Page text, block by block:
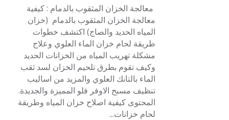
معالجة الخزان المثقوب بالدمام : كيفية
معالجة الخزان المثقوب بالدمام (خزان
المياه الحديد والصاج) اكتشف خطوات
طريقة لحام خزان الماء العلوي وعلاج
مشكلة تهريب المياه من الخزانات الحديد
وكيف تقوم بطرق تلحيم الخزان لسد ثقب
الماء بالتانك العلوي والمزيد من اساليب
تنظيف مسبح الاوفر فلو المميزة والجديدة.
المحتوى كيفية اصلاح خزان المياه وطريقة
لحام خزانات...